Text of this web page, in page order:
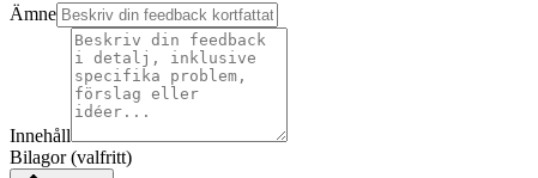
Ämne
Innehåll
Bilagor (valfritt)